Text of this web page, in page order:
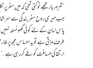
”تم ہر بار مجھے ٹوکتی تھی کہ میں سفر
جب میری روح سفر بندگی سے
پاس امان کے لئے کوئی گھونسلہ
طرف مڑتی ہے تو یہ احساس مجھ پر
ارتقا کی مسافت کو طے کر رہی ہے.“